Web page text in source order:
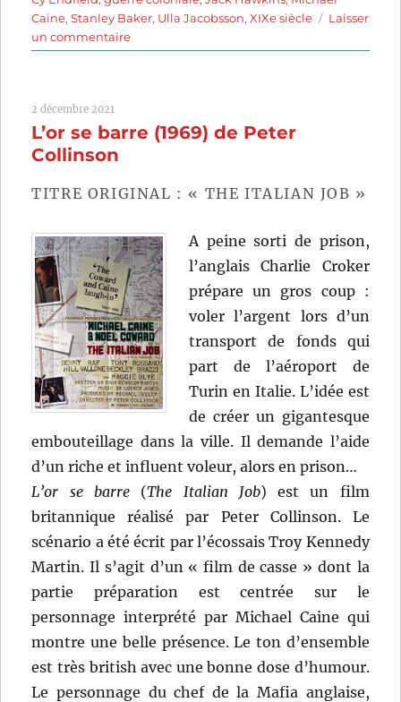
Caine,Stanley Baker, Ulla Jacobsson,XIXe siècle
Laisser
un commentairesur
Zoulou
Endfield
2 décembre 2021
L’or se barre (1969) de Peter
Collinson
TITRE ORIGINAL : « THE ITALIAN JOB »
A peine sorti de prison,
l’anglais Charlie Croker
prépare un gros coup :
voler l’argent lors d’un
transport de fonds qui
part de l’aéroport de
Turin en Italie. L’idée est
de créer un gigantesque
embouteillage dans la ville. Il demande l’aide
d’un riche et influent voleur, alors en prison…
L’or se barre(The Italian Job) est un film
britannique réalisé par Peter Collinson. Le
scénario a été écrit par l’écossais Troy Kennedy
Martin. Il s’agit d’un « film de casse » dont la
partie préparation est centrée sur le
personnage interprété par Michael Caine qui
montre une belle présence. Le ton d’ensemble
est très british avec une bonne dose d’humour.
Le personnage du chef de la Mafia anglaise,